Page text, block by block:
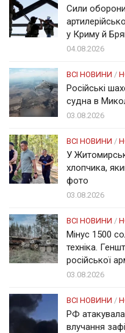
Сили
у Криму й
04.08.2026
ВСІ НОВИНИ /
Російські
судна в
03.08.2026
ВСІ НОВИНИ /
У
хлопчика,
фото
03.08.2026
ВСІ НОВИНИ /
Мінус 1500
техніка.
російської
03.08.2026
ВСІ НОВИНИ /
РФ атакувала
влучання